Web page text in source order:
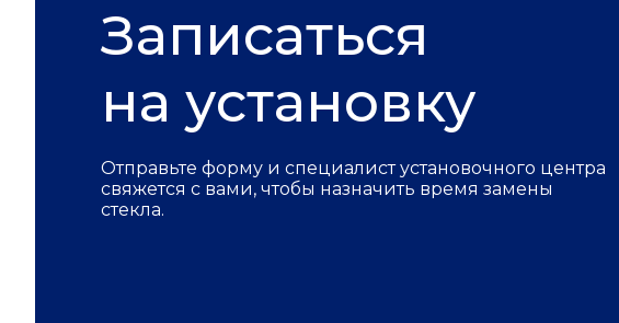
Записаться
на установку
Отправьте форму и специалист установочного центра
свяжется с вами, чтобы назначить время замены
стекла.